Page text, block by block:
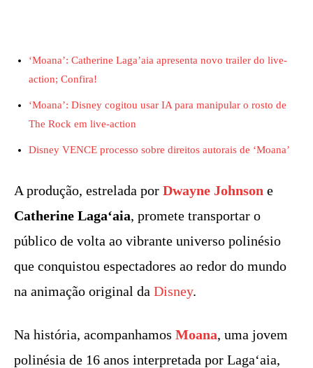
‘Moana’: Catherine Laga’aia apresenta novo trailer do live-
action; Confira!
‘Moana’: Disney cogitou usar IA para manipular o rosto de
The Rock em live-action
Disney VENCE processo sobre direitos autorais de ‘Moana’
A produção, estrelada por Dwayne Johnson e
Catherine Lagaʻaia, promete transportar o
público de volta ao vibrante universo polinésio
que conquistou espectadores ao redor do mundo
na animação original da Disney.
Na história, acompanhamos Moana, uma jovem
polinésia de 16 anos interpretada por Lagaʻaia,